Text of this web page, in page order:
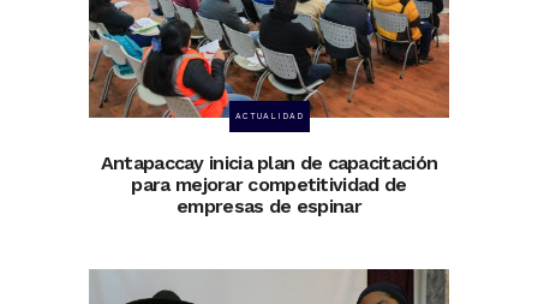
ACTUALIDAD
Antapaccay inicia plan de capacitación
para mejorar competitividad de
empresas de espinar